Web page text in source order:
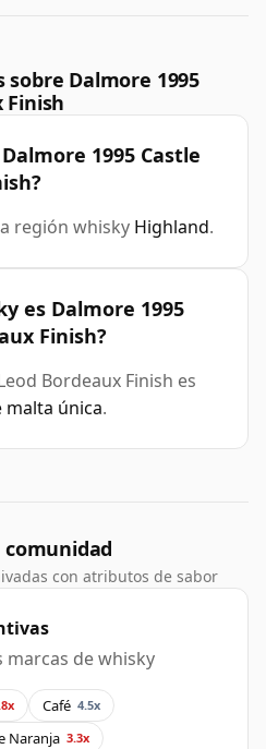
Dalmore 1995
Finish
1995 Castle
región whisky Highland.
es Dalmore 1995
Finish?
Bordeaux Finish es
malta única.
con atributos de sabor
de whisky
Café 4.5x
Naranja 3.3x